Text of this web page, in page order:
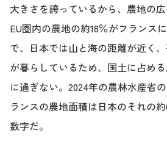
大きさを誇っているから、農地の広
EU圏内の農地の約18％がフランス
で、日本では山と海の距離が近く
が暮らしているため、国土に占め
に過ぎない。2024年の農林水産省
ランスの農地面積は日本のそれの
数字だ。